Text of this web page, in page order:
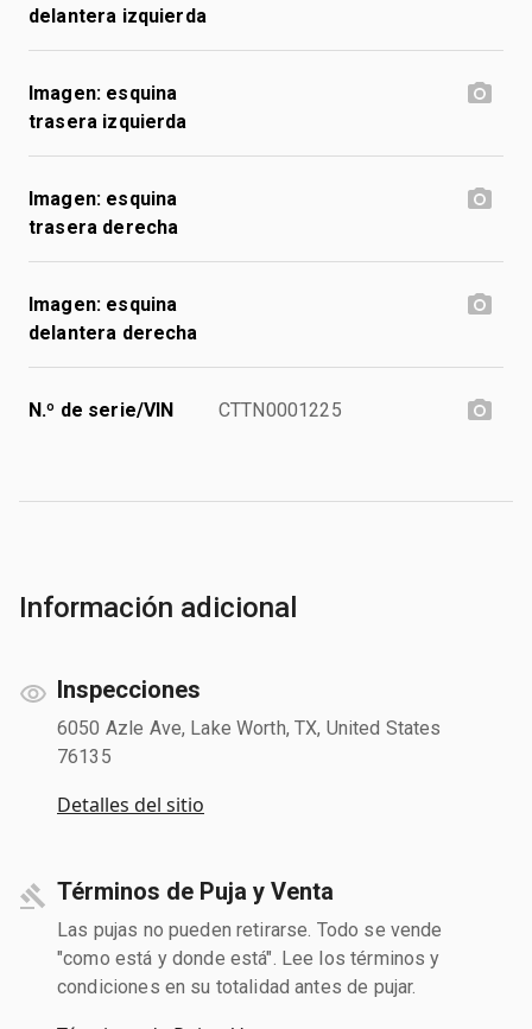
delantera izquierda
Imagen: esquina
trasera izquierda
Imagen: esquina
trasera derecha
Imagen: esquina
delantera derecha
N.º de serie/VIN CTTN0001225
Información adicional
Inspecciones
6050 Azle Ave, Lake Worth, TX, United States
76135
Detalles del sitio
Términos de Puja y Venta
Las pujas no pueden retirarse. Todo se vende
"como está y donde está". Lee los términos y
condiciones en su totalidad antes de pujar.